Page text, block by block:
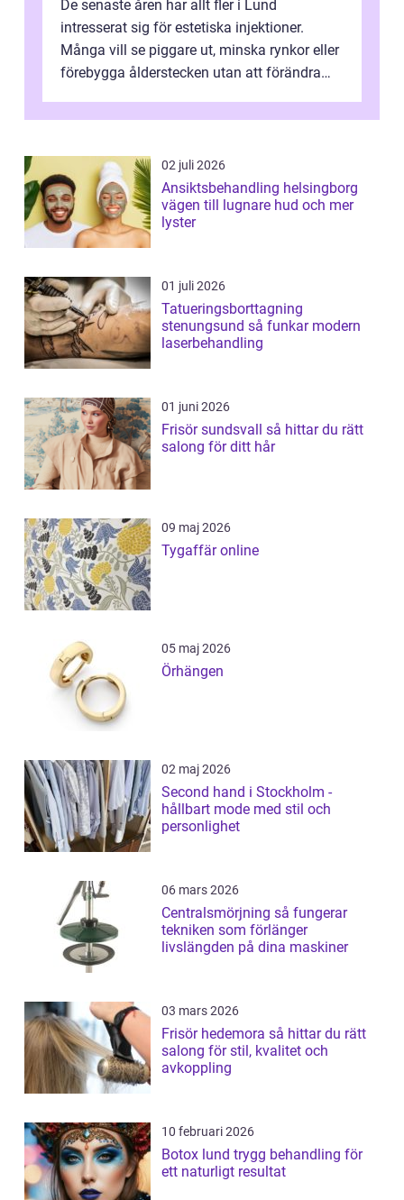
De senaste åren har allt fler i Lund
intresserat sig för estetiska injektioner.
Många vill se piggare ut, minska rynkor eller
förebygga ålderstecken utan att förändra
02 juli 2026
Ansiktsbehandling helsingborg
vägen till lugnare hud och mer
lyster
01 juli 2026
Tatueringsborttagning
stenungsund så funkar modern
laserbehandling
01 juni 2026
Frisör sundsvall så hittar du rätt
salong för ditt hår
09 maj 2026
Tygaffär online
05 maj 2026
Örhängen
02 maj 2026
Second hand i Stockholm -
hållbart mode med stil och
personlighet
06 mars 2026
Centralsmörjning så fungerar
tekniken som förlänger
livslängden på dina maskiner
03 mars 2026
Frisör hedemora så hittar du rätt
salong för stil, kvalitet och
avkoppling
10 februari 2026
Botox lund trygg behandling för
ett naturligt resultat